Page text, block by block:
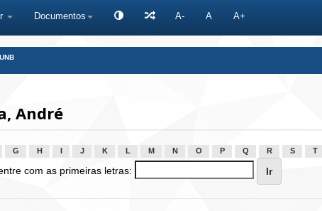
Documentos A- A A+
André
G H J K L M N O P Q R S T
com as primeiras letras: